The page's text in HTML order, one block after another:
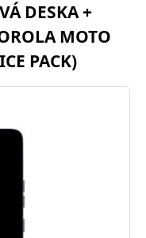
DESKA +
MOTO
PACK)